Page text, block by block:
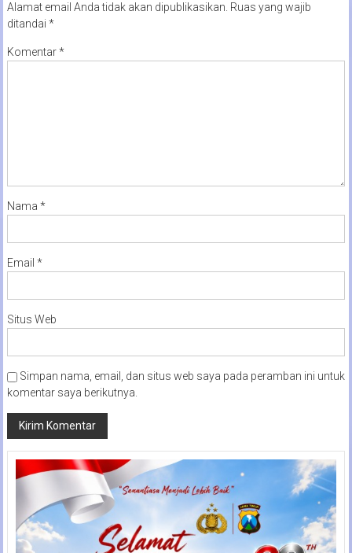
Alamat email Anda tidak akan dipublikasikan. Ruas yang wajib
ditandai *
Komentar*
Nama *
Email *
Situs Web
Simpan nama, email, dan situs web saya pada peramban ini untuk
komentar saya berikutnya.